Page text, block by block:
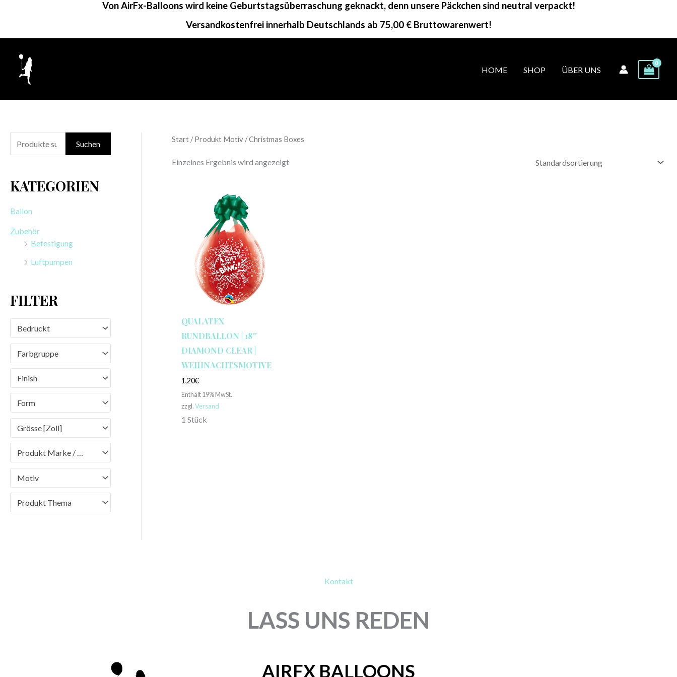
springen
Von AirFx-Balloons wird keine Geburtstagsüberraschung geknackt, denn unsere Päckchen sind neutral verpackt!
Versandkostenfrei innerhalb Deutschlands ab 75,00 € Bruttowarenwert!
HOME SHOP ÜBER UNS
u
h
n
Suchen
KATEGORIEN
Ballon
Zubehör
Befestigung
Luftpumpen
FILTER
Bedruckt
Farbgruppe
Finish
Form
Grösse [Zoll]
Produkt Marke / Brand
Motiv
Produkt Thema
Start/ Produkt Motiv / Christmas Boxes
Einzelnes Ergebnis wird angezeigt
QUALATEX
RUNDBALLON | 18″
DIAMOND CLEAR |
WEIHNACHTSMOTIVE
1,20€
Enthält 19% MwSt.
zzgl.Versand
1 Stück
Kontakt
LASS UNS REDEN
AIRFX BALLOONS